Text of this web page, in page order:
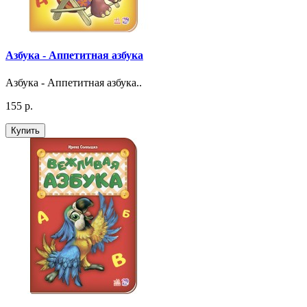
Азбука - Аппетитная азбука
Азбука - Аппетитная азбука..
155 р.
Купить